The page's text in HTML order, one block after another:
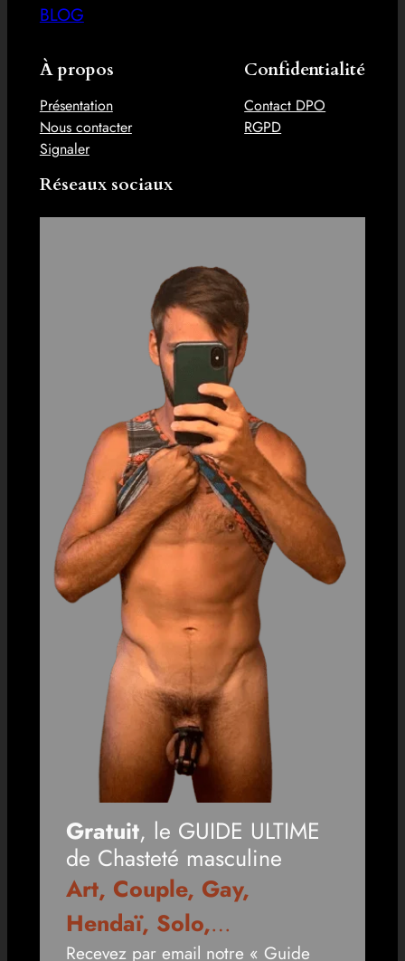
BLOG
À propos
Présentation
Nous contacter
Signaler
Confidentialité
Contact DPO
RGPD
Réseaux sociaux
Gratuit, le GUIDE ULTIME
de Chasteté masculine
Art, Couple, Gay,
Hendaï, Solo,…
Recevez par email notre « Guide